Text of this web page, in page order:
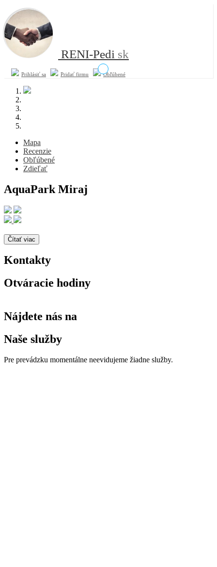
RENI-Pedi sk
Prihlásiť sa Pridať firmu Obľúbené
Mapa
Recenzie
Obľúbené
Zdieľať
AquaPark Miraj
Čítať viac
Kontakty
Otváracie hodiny
Nájdete nás na
Naše služby
Pre prevádzku momentálne neevidujeme žiadne služby.